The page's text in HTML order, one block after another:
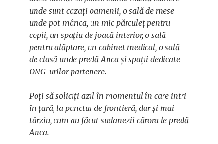
unde sunt cazați oamenii, o sală de mese
unde pot mânca, un mic părculeț pentru
copii, un spațiu de joacă interior, o sală
pentru alăptare, un cabinet medical, o sală
de clasă unde predă Anca și spații dedicate
ONG-urilor partenere.
Poți să soliciți azil în momentul în care intri
în țară, la punctul de frontieră, dar și mai
târziu, cum au făcut sudanezii cărora le predă
Anca.